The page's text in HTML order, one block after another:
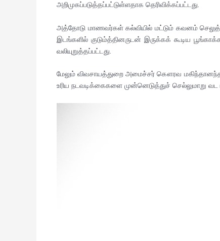
அறிமுகப்படுத்தப்பட்டுள்ளதாக தெரிவிக்கப்பட்டது.
அத்தோடு மாணவர்கள் கல்வியில் மட்டும் கவனம்
இடங்களில் குடும்த்தினருடன் இருக்கக் கூடிய
வலியுறுத்தப்பட்டது.
மேலும் விவசாயத்துறை அமைச்சர் கௌரவ
உரிய நடவடிக்கைகளை முன்னெடுத்துச் செல்லுமாறு